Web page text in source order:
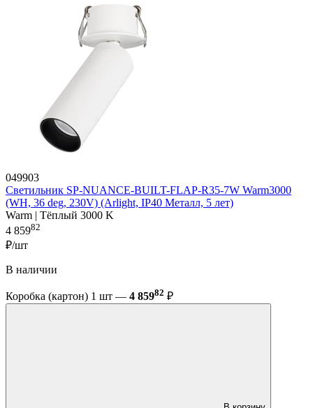
049903
Светильник SP-NUANCE-BUILT-FLAP-R35-7W Warm3000
(WH, 36 deg, 230V) (Arlight, IP40 Металл, 5 лет)
Warm | Тёплый 3000 K
4 85982
₽/шт
В наличии
Коробка (картон) 1 шт — 4 85982 ₽